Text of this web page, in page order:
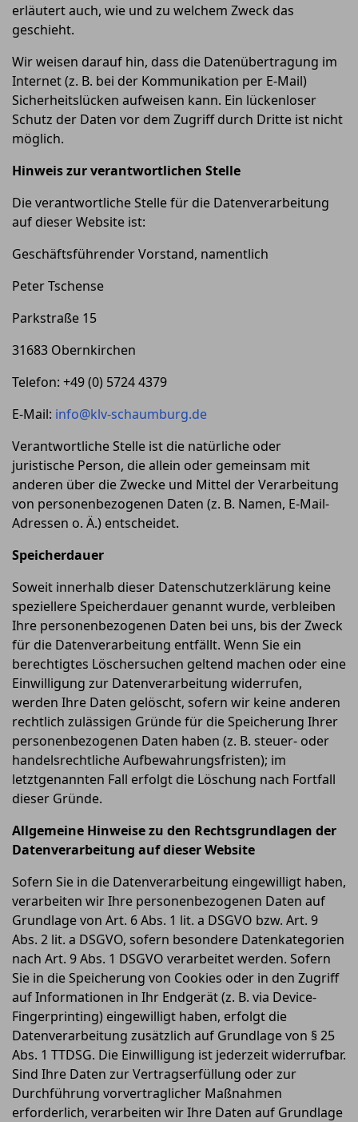
erläutert auch, wie und zu welchem Zweck das
geschieht.
Wir weisen darauf hin, dass die Datenübertragung im
Internet (z. B. bei der Kommunikation per E-Mail)
Sicherheitslücken aufweisen kann. Ein lückenloser
Schutz der Daten vor dem Zugriff durch Dritte ist nicht
möglich.
Hinweis zur verantwortlichen Stelle
Die verantwortliche Stelle für die Datenverarbeitung
auf dieser Website ist:
Geschäftsführender Vorstand, namentlich
Peter Tschense
Parkstraße 15
31683 Obernkirchen
Telefon: +49 (0) 5724 4379
E-Mail: info@klv-schaumburg.de
Verantwortliche Stelle ist die natürliche oder
juristische Person, die allein oder gemeinsam mit
anderen über die Zwecke und Mittel der Verarbeitung
von personenbezogenen Daten (z. B. Namen, E-Mail-
Adressen o. Ä.) entscheidet.
Speicherdauer
Soweit innerhalb dieser Datenschutzerklärung keine
speziellere Speicherdauer genannt wurde, verbleiben
Ihre personenbezogenen Daten bei uns, bis der Zweck
für die Datenverarbeitung entfällt. Wenn Sie ein
berechtigtes Löschersuchen geltend machen oder eine
Einwilligung zur Datenverarbeitung widerrufen,
werden Ihre Daten gelöscht, sofern wir keine anderen
rechtlich zulässigen Gründe für die Speicherung Ihrer
personenbezogenen Daten haben (z. B. steuer- oder
handelsrechtliche Aufbewahrungsfristen); im
letztgenannten Fall erfolgt die Löschung nach Fortfall
dieser Gründe.
Allgemeine Hinweise zu den Rechtsgrundlagen der
Datenverarbeitung auf dieser Website
Sofern Sie in die Datenverarbeitung eingewilligt haben,
verarbeiten wir Ihre personenbezogenen Daten auf
Grundlage von Art. 6 Abs. 1 lit. a DSGVO bzw. Art. 9
Abs. 2 lit. a DSGVO, sofern besondere Datenkategorien
nach Art. 9 Abs. 1 DSGVO verarbeitet werden. Sofern
Sie in die Speicherung von Cookies oder in den Zugriff
auf Informationen in Ihr Endgerät (z. B. via Device-
Fingerprinting) eingewilligt haben, erfolgt die
Datenverarbeitung zusätzlich auf Grundlage von § 25
Abs. 1 TTDSG. Die Einwilligung ist jederzeit widerrufbar.
Sind Ihre Daten zur Vertragserfüllung oder zur
Durchführung vorvertraglicher Maßnahmen
erforderlich, verarbeiten wir Ihre Daten auf Grundlage